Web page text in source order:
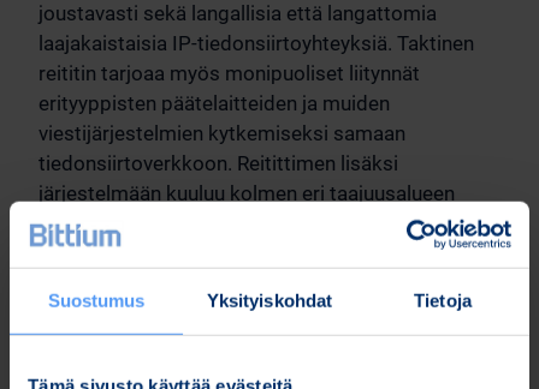
Suostumus Yksityiskohdat Tietoja
joustavasti sekä langallisia että langattomia
laajakaistaisia IP-tiedonsiirtoyhteyksiä. Taktinen
reititin tarjoaa myös monipuoliset liitynnät
erityyppisten päätelaitteiden ja muiden
viestijärjestelmien kytkemiseksi samaan
tiedonsiirtoverkkoon. Reitittimen lisäksi
järjestelmään kuuluu kolmen eri taajuusalueen
radioyksikköjä, joilla muodostetaan tilanteen
mukaan optimoituja verkkorakenteita erilaisiin
suunniteltu vaativiin kenttäolosuhteisiin ja
järjestelmän käyttöönotto on automaattisten
toimintojen ansiosta nopeaa.